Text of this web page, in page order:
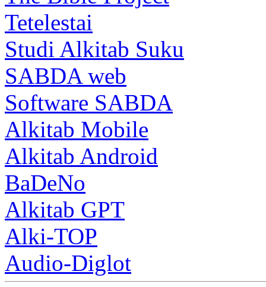
Tetelestai
Studi Alkitab Suku
SABDA web
Software SABDA
Alkitab Mobile
Alkitab Android
BaDeNo
Alkitab GPT
Alki-TOP
Audio-Diglot